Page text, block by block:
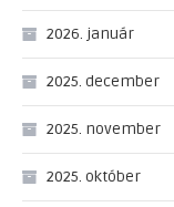
2026. január
2025. december
2025. november
2025. október